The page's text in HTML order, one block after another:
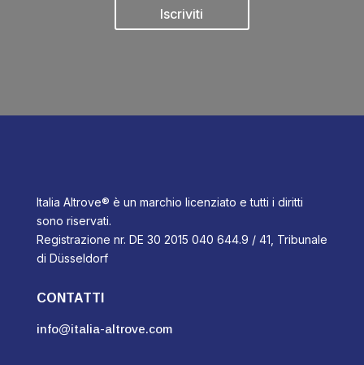
Iscriviti
Italia Altrove® è un marchio licenziato e tutti i diritti
sono riservati.
Registrazione nr. DE 30 2015 040 644.9 / 41, Tribunale
di Düsseldorf
CONTATTI
info@italia-altrove.com